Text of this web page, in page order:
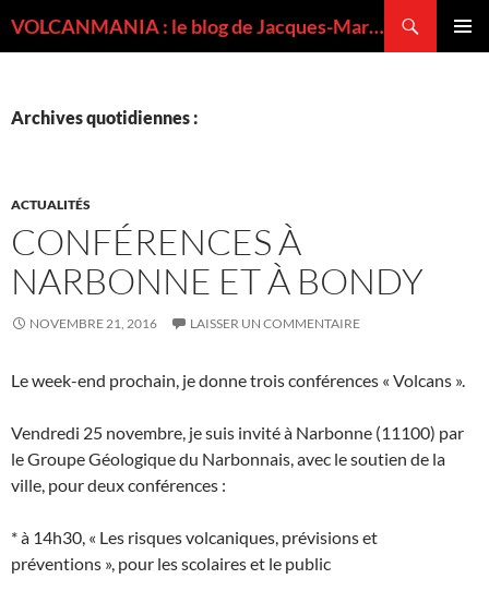
VOLCANMANIA : le blog de Jacques-Marie BARDINTZEFF, volcanologue
Archives quotidiennes :
ACTUALITÉS
CONFÉRENCES À
NARBONNE ET À BONDY
NOVEMBRE 21, 2016 LAISSER UN COMMENTAIRE
Le week-end prochain, je donne trois conférences « Volcans ».
Vendredi 25 novembre, je suis invité à Narbonne (11100) par
le Groupe Géologique du Narbonnais, avec le soutien de la
ville, pour deux conférences :
* à 14h30, « Les risques volcaniques, prévisions et
préventions », pour les scolaires et le public